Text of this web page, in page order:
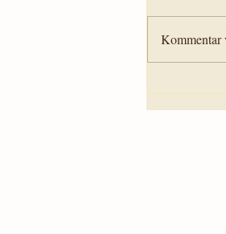
Kommentar